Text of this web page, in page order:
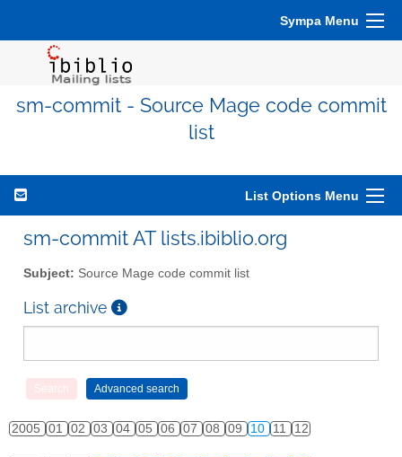
Sympa Menu
sm-commit - Source Mage code commit
list
List Options Menu
sm-commit AT lists.ibiblio.org
Subject: Source Mage code commit list
List archive
2005 01 02 03 04 05 06 07 08 09 10 11 12